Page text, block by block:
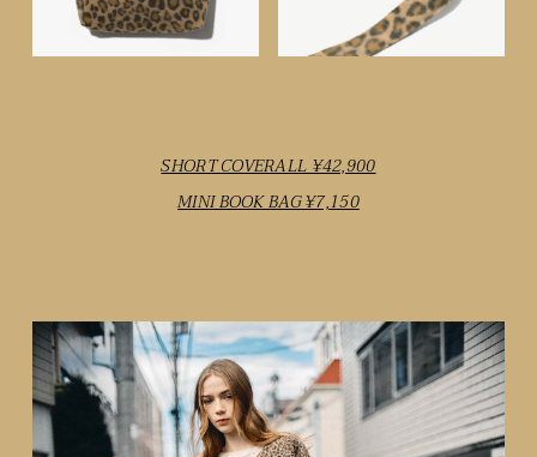
SHORT COVERALL ¥42,900
MINI BOOK BAG ¥7,150